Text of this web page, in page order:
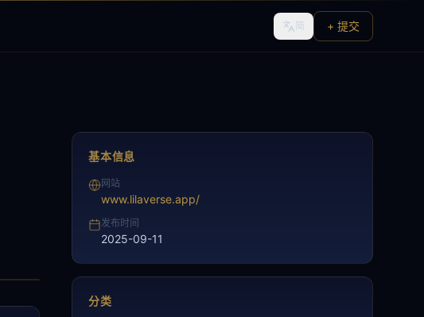
简 + 提交
基本信息
网站
www.lilaverse.app/
发布时间
2025-09-11
分类